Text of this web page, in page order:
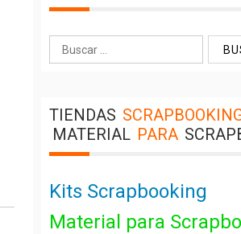
Buscar:
TIENDAS
MATERIAL PARA
Kits Scrapbooking
Material para